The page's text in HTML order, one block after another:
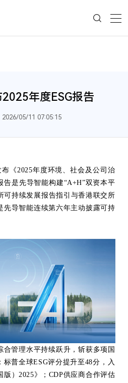
年度ESG报告
05/11 07:05:15
《2025年度环境、社会及公司治
告是先导智能构建“A+H”双资本平
可持续发展报告指引与香港联交所
先导智能连续第六年主动披露可持
合管理水平持续跃升，斩获多项国
普全球ESG评分提升至48分，入
）2025》；CDP供应商合作评估